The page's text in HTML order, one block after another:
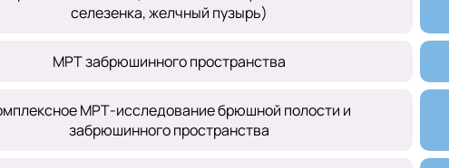
селезенка, желчный пузырь)
МРТ забрюшинного пространства
МРТ-исследование брюшной полости и
забрюшинного пространства